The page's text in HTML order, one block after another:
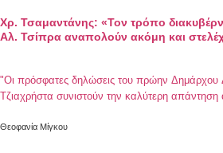
Χρ. Τσαμαντάνης: «Τον τρόπο
Αλ. Τσίπρα αναπολούν ακόμη και
"Οι πρόσφατες δηλώσεις του πρώην Δημάρχου
Τζιαχρήστα συνιστούν την καλύτερη απάντηση
με την κυκλοφορία του βιβλίου του Αλ. Τσίπρα
Θεοφανία Μίγκου